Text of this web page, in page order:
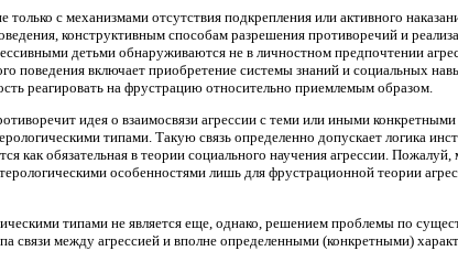
с механизмами отсутствия подкрепления или активного
конструктивным способам разрешения противоречий и
детьми обнаруживаются не в личностном предпочтении
поведения включает приобретение системы знаний и социальных
реагировать на фрустрацию относительно приемлемым образом.
идея о взаимосвязи агрессии с теми или иными
типами. Такую связь определенно допускает логика
как обязательная в теории социального научения агрессии. Пожалуй,
особенностями лишь для фрустрационной теории
типами не является еще, однако, решением проблемы по
связи между агрессией и вполне определенными (конкретными)